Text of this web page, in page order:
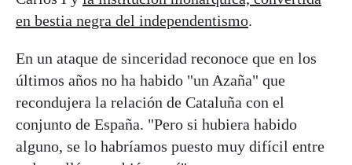
en bestia negra del independentismo.
En un ataque de sinceridad reconoce que en los
últimos años no ha habido "un Azaña" que
recondujera la relación de Cataluña con el
conjunto de España. "Pero si hubiera habido
alguno, se lo habríamos puesto muy difícil entre